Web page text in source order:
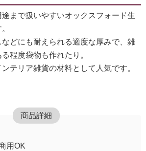
まで扱いやすいオックスフォード生
どにも耐えられる適度な厚みで、雑
程度袋物も作れたり。
テリア雑貨の材料として人気です。
商品詳細
用OK